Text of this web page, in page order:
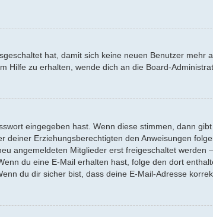
hat, damit sich keine neuen Benutzer
Hilfe zu erhalten, wende dich an die Board-
eingegeben hast. Wenn diese stimmen, dann
Erziehungsberechtigten den Anweisungen
angemeldeten Mitglieder erst freigeschaltet
du eine E-Mail erhalten hast, folge den dort
du dir sicher bist, dass deine E-Mail-Adresse